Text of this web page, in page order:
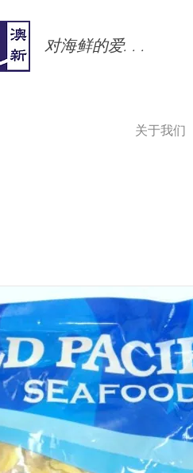
对海鲜的爱. . .
关于我们